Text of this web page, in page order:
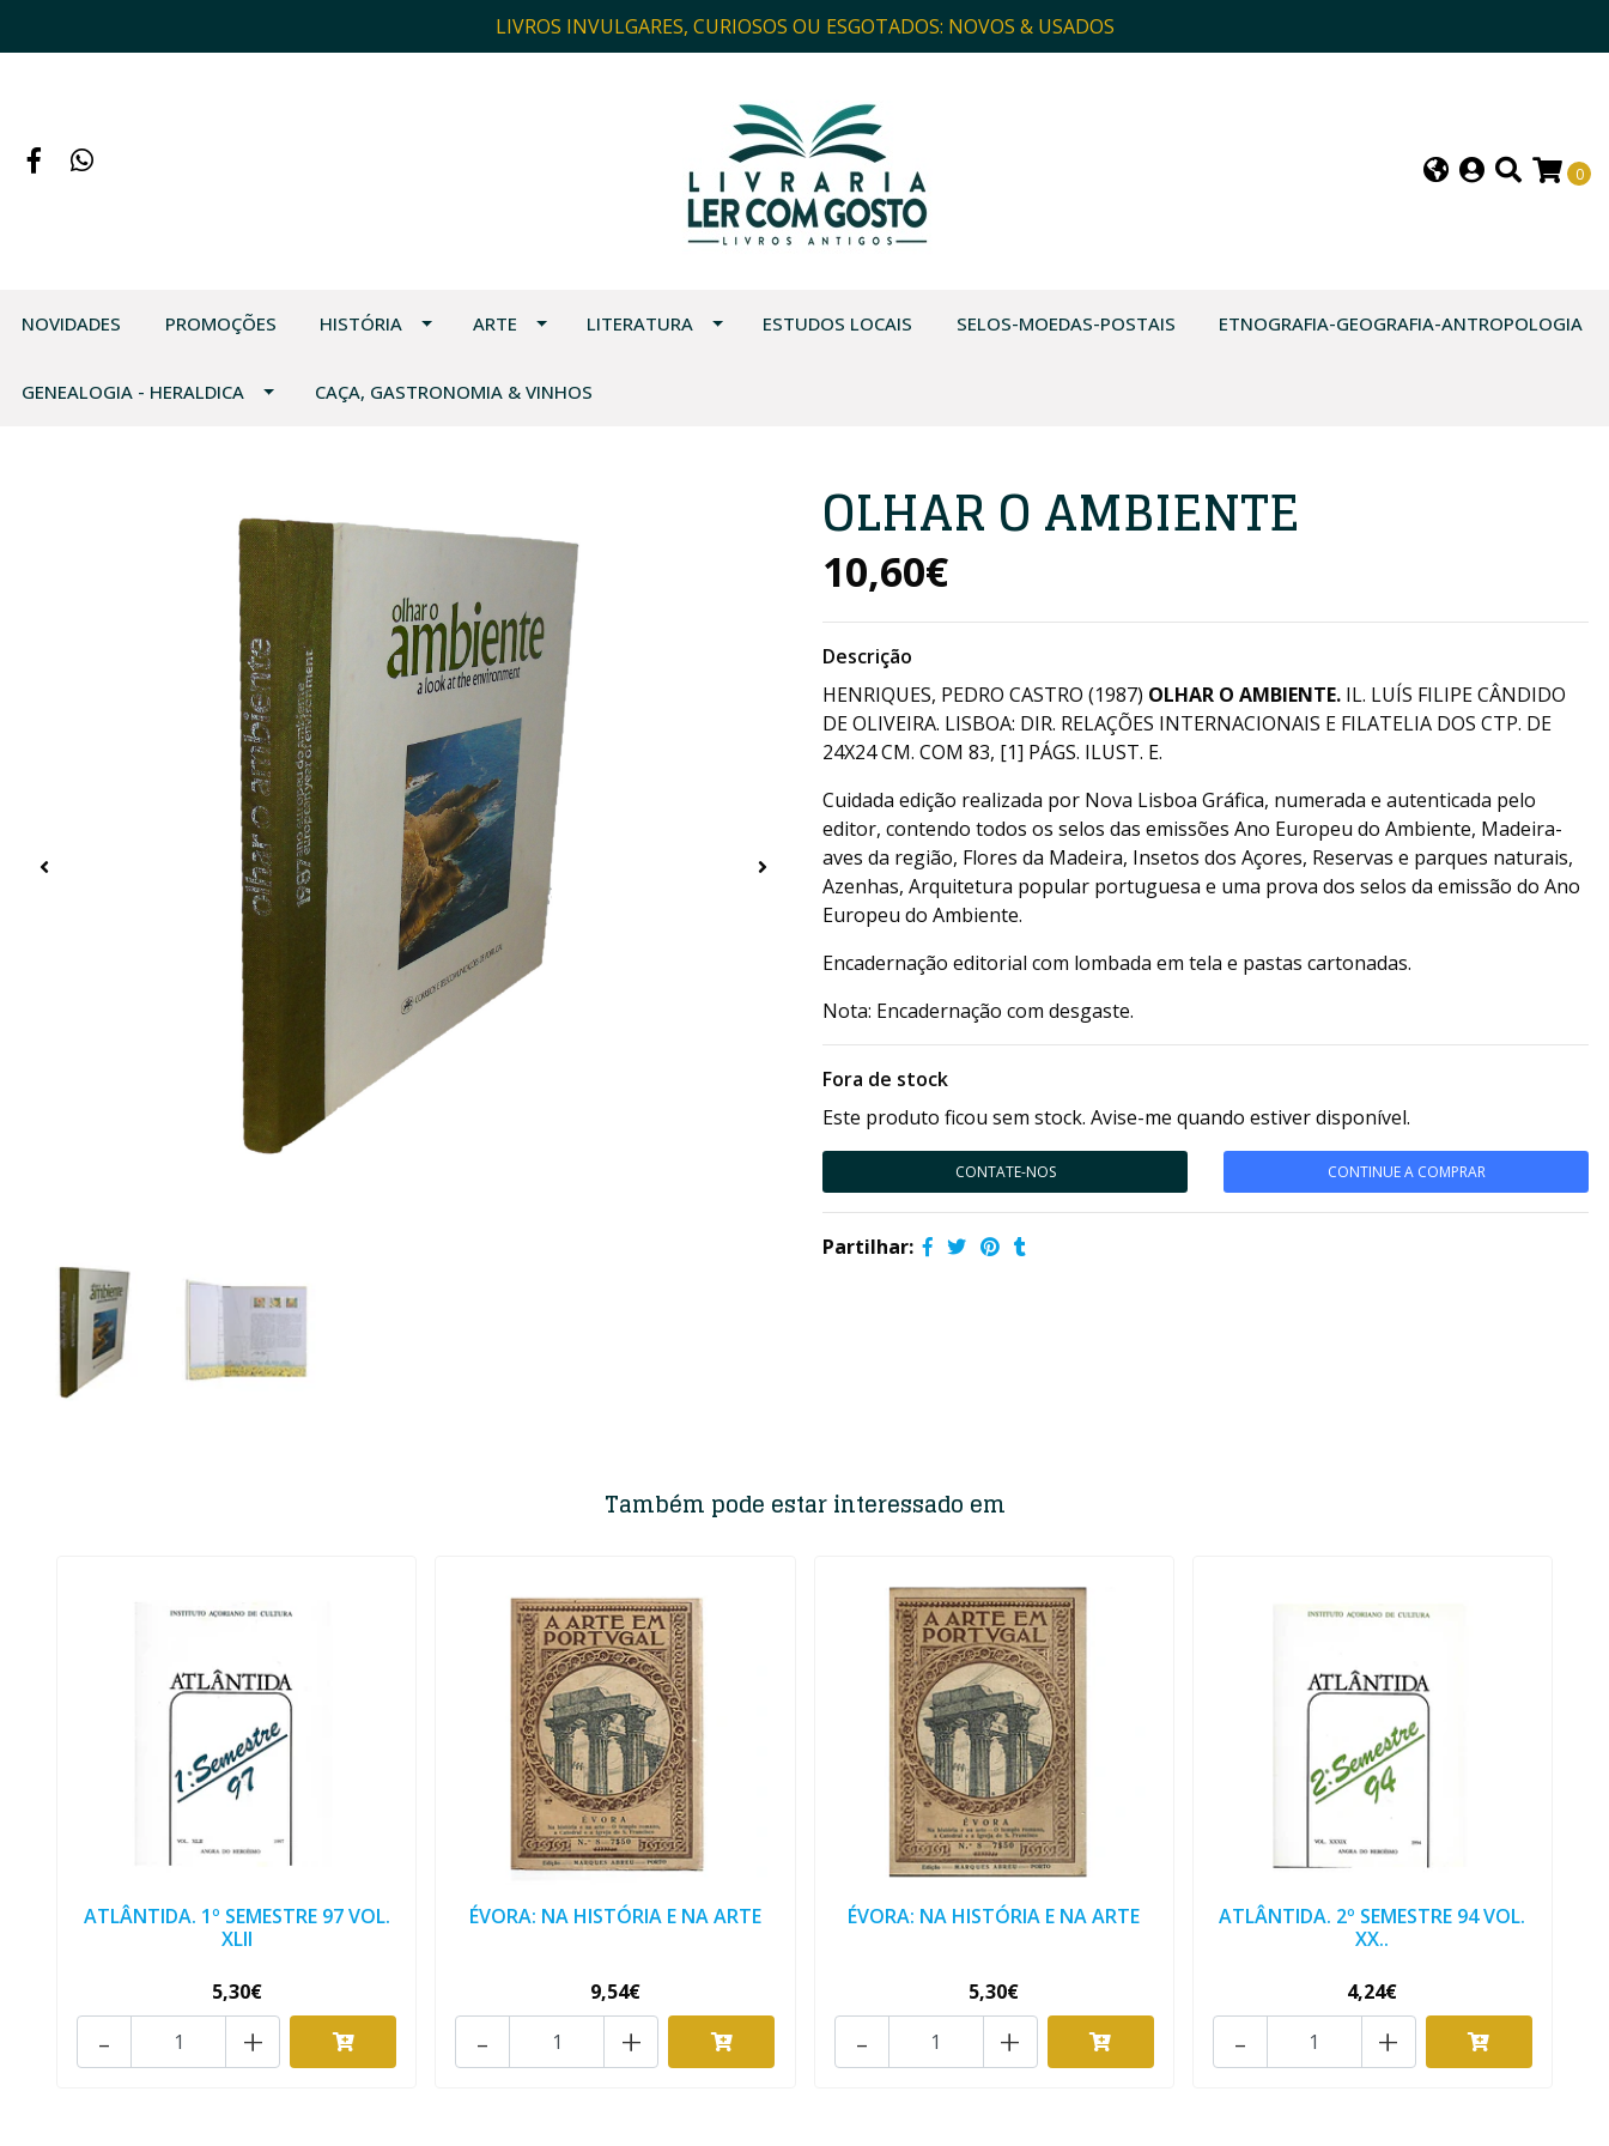
LIVROS INVULGARES, CURIOSOS OU ESGOTADOS: NOVOS & USADOS
0
NOVIDADES PROMOÇÕES HISTÓRIA ARTE LITERATURA ESTUDOS LOCAIS SELOS-MOEDAS-POSTAIS ETNOGRAFIA-GEOGRAFIA-ANTROPOLOGIA
GENEALOGIA - HERALDICA CAÇA, GASTRONOMIA & VINHOS
OLHAR O AMBIENTE
10,60€
Descrição
HENRIQUES, PEDRO CASTRO (1987) OLHAR O AMBIENTE. IL. LUÍS FILIPE CÂNDIDO
DE OLIVEIRA. LISBOA: DIR. RELAÇÕES INTERNACIONAIS E FILATELIA DOS CTP. DE
24X24 CM. COM 83, [1] PÁGS. ILUST. E.
Cuidada edição realizada por Nova Lisboa Gráfica, numerada e autenticada pelo
editor, contendo todos os selos das emissões Ano Europeu do Ambiente, Madeira-
aves da região, Flores da Madeira, Insetos dos Açores, Reservas e parques naturais,
Azenhas, Arquitetura popular portuguesa e uma prova dos selos da emissão do Ano
Europeu do Ambiente.
Encadernação editorial com lombada em tela e pastas cartonadas.
Nota: Encadernação com desgaste.
Fora de stock
Este produto ficou sem stock. Avise-me quando estiver disponível.
CONTATE-NOS CONTINUE A COMPRAR
Partilhar:
Também pode estar interessado em
ATLÂNTIDA. 1º SEMESTRE 97 VOL.
XLII
5,30€
+
-
ÉVORA: NA HISTÓRIA E NA ARTE
9,54€
+
-
ÉVORA: NA HISTÓRIA E NA ARTE
5,30€
+
-
ATLÂNTIDA. 2º SEMESTRE 94 VOL.
XX..
4,24€
+
-